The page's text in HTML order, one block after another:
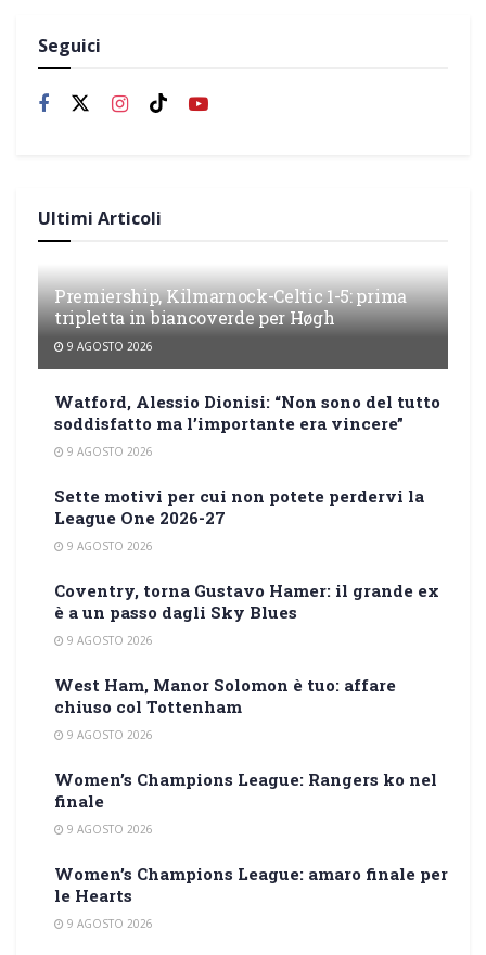
Seguici
Ultimi Articoli
Premiership, Kilmarnock-Celtic 1-5: prima
tripletta in biancoverde per Høgh
9 AGOSTO 2026
Watford, Alessio Dionisi: “Non sono del tutto
soddisfatto ma l’importante era vincere”
9 AGOSTO 2026
Sette motivi per cui non potete perdervi la
League One 2026-27
9 AGOSTO 2026
Coventry, torna Gustavo Hamer: il grande ex
è a un passo dagli Sky Blues
9 AGOSTO 2026
West Ham, Manor Solomon è tuo: affare
chiuso col Tottenham
9 AGOSTO 2026
Women’s Champions League: Rangers ko nel
finale
9 AGOSTO 2026
Women’s Champions League: amaro finale per
le Hearts
9 AGOSTO 2026